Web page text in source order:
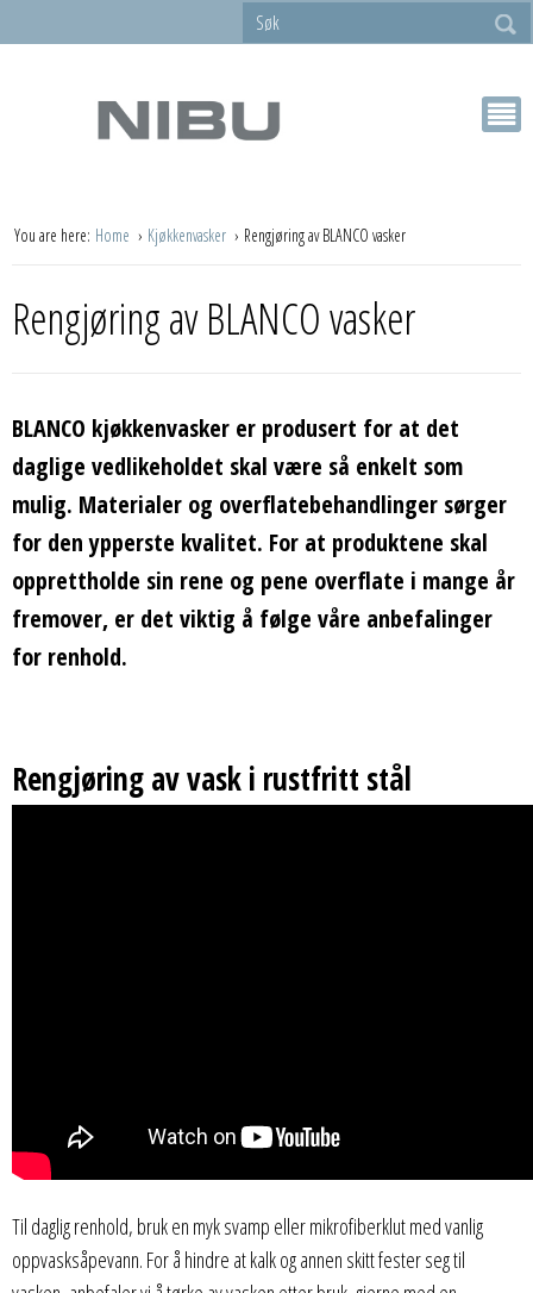
You are here: Home Kjøkkenvasker Rengjøring av BLANCO vasker
Rengjøring av BLANCO vasker
BLANCO kjøkkenvasker er produsert for at det
daglige vedlikeholdet skal være så enkelt som
mulig. Materialer og overflatebehandlinger sørger
for den ypperste kvalitet. For at produktene skal
opprettholde sin rene og pene overflate i mange år
fremover, er det viktig å følge våre anbefalinger
for renhold.
Rengjøring av vask i rustfritt stål
Til daglig renhold, bruk en myk svamp eller mikrofiberklut med vanlig
oppvasksåpevann. For å hindre at kalk og annen skitt fester seg til